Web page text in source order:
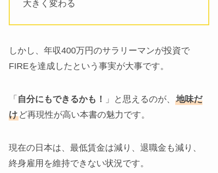
大きく変わる
しかし、年収400万円のサラリーマンが投資で
FIREを達成したという事実が大事です。
「 自分にもできるかも！ 」と思えるのが、 地味だ
けど再現性が高い本書の魅力です。
現在の日本は、最低賃金は減り、退職金も減り、
終身雇用を維持できない状況です。